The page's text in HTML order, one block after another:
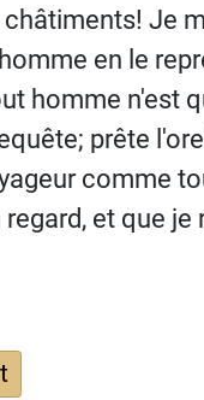
Je
en le
homme n'est
prête
comme
et que
: Psaume 38